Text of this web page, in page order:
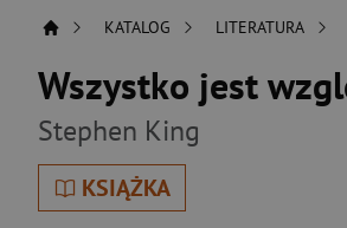
KATALOG LITERATURA
Wszystko jest
Stephen King
KSIĄŻKA